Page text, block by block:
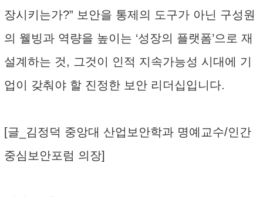
장시키는가?” 보안을 통제의 도구가 아닌 구성원
의 웰빙과 역량을 높이는 ‘성장의 플랫폼’으로 재
설계하는 것, 그것이 인적 지속가능성 시대에 기
업이 갖춰야 할 진정한 보안 리더십입니다.
[글_김정덕 중앙대 산업보안학과 명예교수/인간
중심보안포럼 의장]